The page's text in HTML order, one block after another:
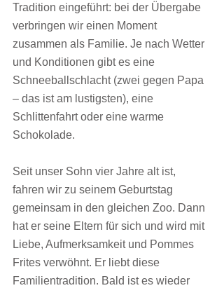
Tradition eingeführt: bei der Übergabe
verbringen wir einen Moment
zusammen als Familie. Je nach Wetter
und Konditionen gibt es eine
Schneeballschlacht (zwei gegen Papa
– das ist am lustigsten), eine
Schlittenfahrt oder eine warme
Schokolade.
Seit unser Sohn vier Jahre alt ist,
fahren wir zu seinem Geburtstag
gemeinsam in den gleichen Zoo. Dann
hat er seine Eltern für sich und wird mit
Liebe, Aufmerksamkeit und Pommes
Frites verwöhnt. Er liebt diese
Familientradition. Bald ist es wieder